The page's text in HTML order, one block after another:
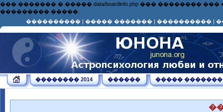
��� ������� � ����� data/boardinfo.php ���
��������� �����.
���������� | ����� ������� | ���������� |
�������� 2014 ������ ����� �������